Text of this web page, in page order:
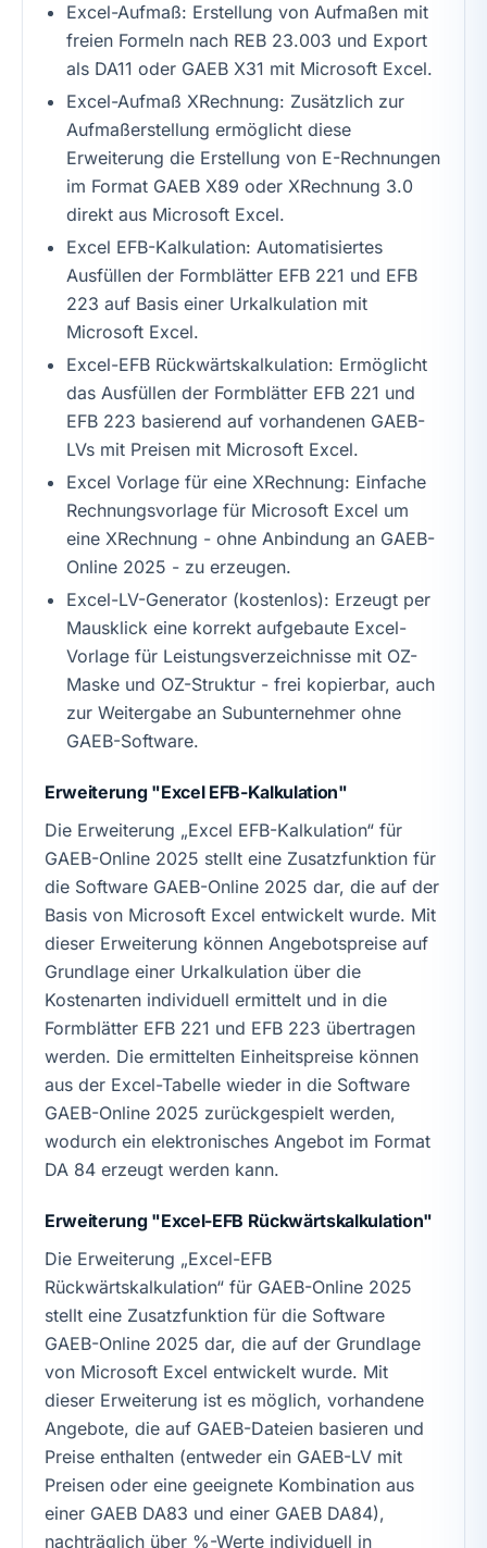
Excel-Aufmaß: Erstellung von Aufmaßen mit
freien Formeln nach REB 23.003 und Export
als DA11 oder GAEB X31 mit Microsoft Excel.
Excel-Aufmaß XRechnung: Zusätzlich zur
Aufmaßerstellung ermöglicht diese
Erweiterung die Erstellung von E-Rechnungen
im Format GAEB X89 oder XRechnung 3.0
direkt aus Microsoft Excel.
Excel EFB-Kalkulation: Automatisiertes
Ausfüllen der Formblätter EFB 221 und EFB
223 auf Basis einer Urkalkulation mit
Microsoft Excel.
Excel-EFB Rückwärtskalkulation: Ermöglicht
das Ausfüllen der Formblätter EFB 221 und
EFB 223 basierend auf vorhandenen GAEB-
LVs mit Preisen mit Microsoft Excel.
Excel Vorlage für eine XRechnung: Einfache
Rechnungsvorlage für Microsoft Excel um
eine XRechnung - ohne Anbindung an GAEB-
Online 2025 - zu erzeugen.
Excel-LV-Generator (kostenlos): Erzeugt per
Mausklick eine korrekt aufgebaute Excel-
Vorlage für Leistungsverzeichnisse mit OZ-
Maske und OZ-Struktur - frei kopierbar, auch
zur Weitergabe an Subunternehmer ohne
GAEB-Software.
Erweiterung "Excel EFB-Kalkulation"
Die Erweiterung „Excel EFB-Kalkulation“ für
GAEB-Online 2025 stellt eine Zusatzfunktion für
die Software GAEB-Online 2025 dar, die auf der
Basis von Microsoft Excel entwickelt wurde. Mit
dieser Erweiterung können Angebotspreise auf
Grundlage einer Urkalkulation über die
Kostenarten individuell ermittelt und in die
Formblätter EFB 221 und EFB 223 übertragen
werden. Die ermittelten Einheitspreise können
aus der Excel-Tabelle wieder in die Software
GAEB-Online 2025 zurückgespielt werden,
wodurch ein elektronisches Angebot im Format
DA 84 erzeugt werden kann.
Erweiterung "Excel-EFB Rückwärtskalkulation"
Die Erweiterung „Excel-EFB
Rückwärtskalkulation“ für GAEB-Online 2025
stellt eine Zusatzfunktion für die Software
GAEB-Online 2025 dar, die auf der Grundlage
von Microsoft Excel entwickelt wurde. Mit
dieser Erweiterung ist es möglich, vorhandene
Angebote, die auf GAEB-Dateien basieren und
Preise enthalten (entweder ein GAEB-LV mit
Preisen oder eine geeignete Kombination aus
einer GAEB DA83 und einer GAEB DA84),
nachträglich über %-Werte individuell in